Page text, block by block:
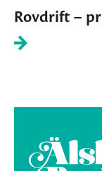
Rovdrift –